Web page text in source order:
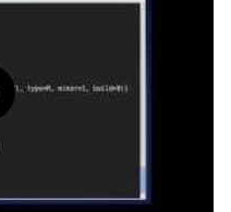
23 minutes, 55 seconds'},